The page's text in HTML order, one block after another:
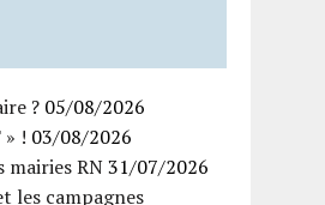
? 05/08/2026
! 03/08/2026
mairies RN31/07/2026
les campagnes